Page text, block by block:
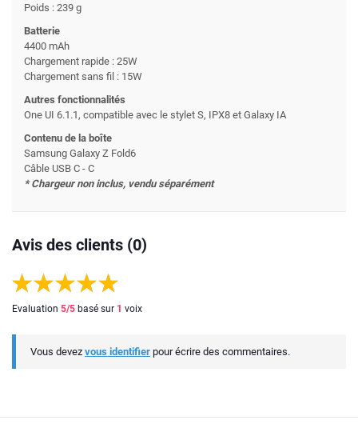
Poids : 239 g
Batterie
4400 mAh
Chargement rapide : 25W
Chargement sans fil : 15W
Autres fonctionnalités
One UI 6.1.1, compatible avec le stylet S, IPX8 et Galaxy IA
Contenu de la boîte
Samsung Galaxy Z Fold6
Câble USB C - C
* Chargeur non inclus, vendu séparément
Avis des clients (0)
Evaluation 5/5 basé sur 1 voix
Vous devez vous identifier pour écrire des commentaires.